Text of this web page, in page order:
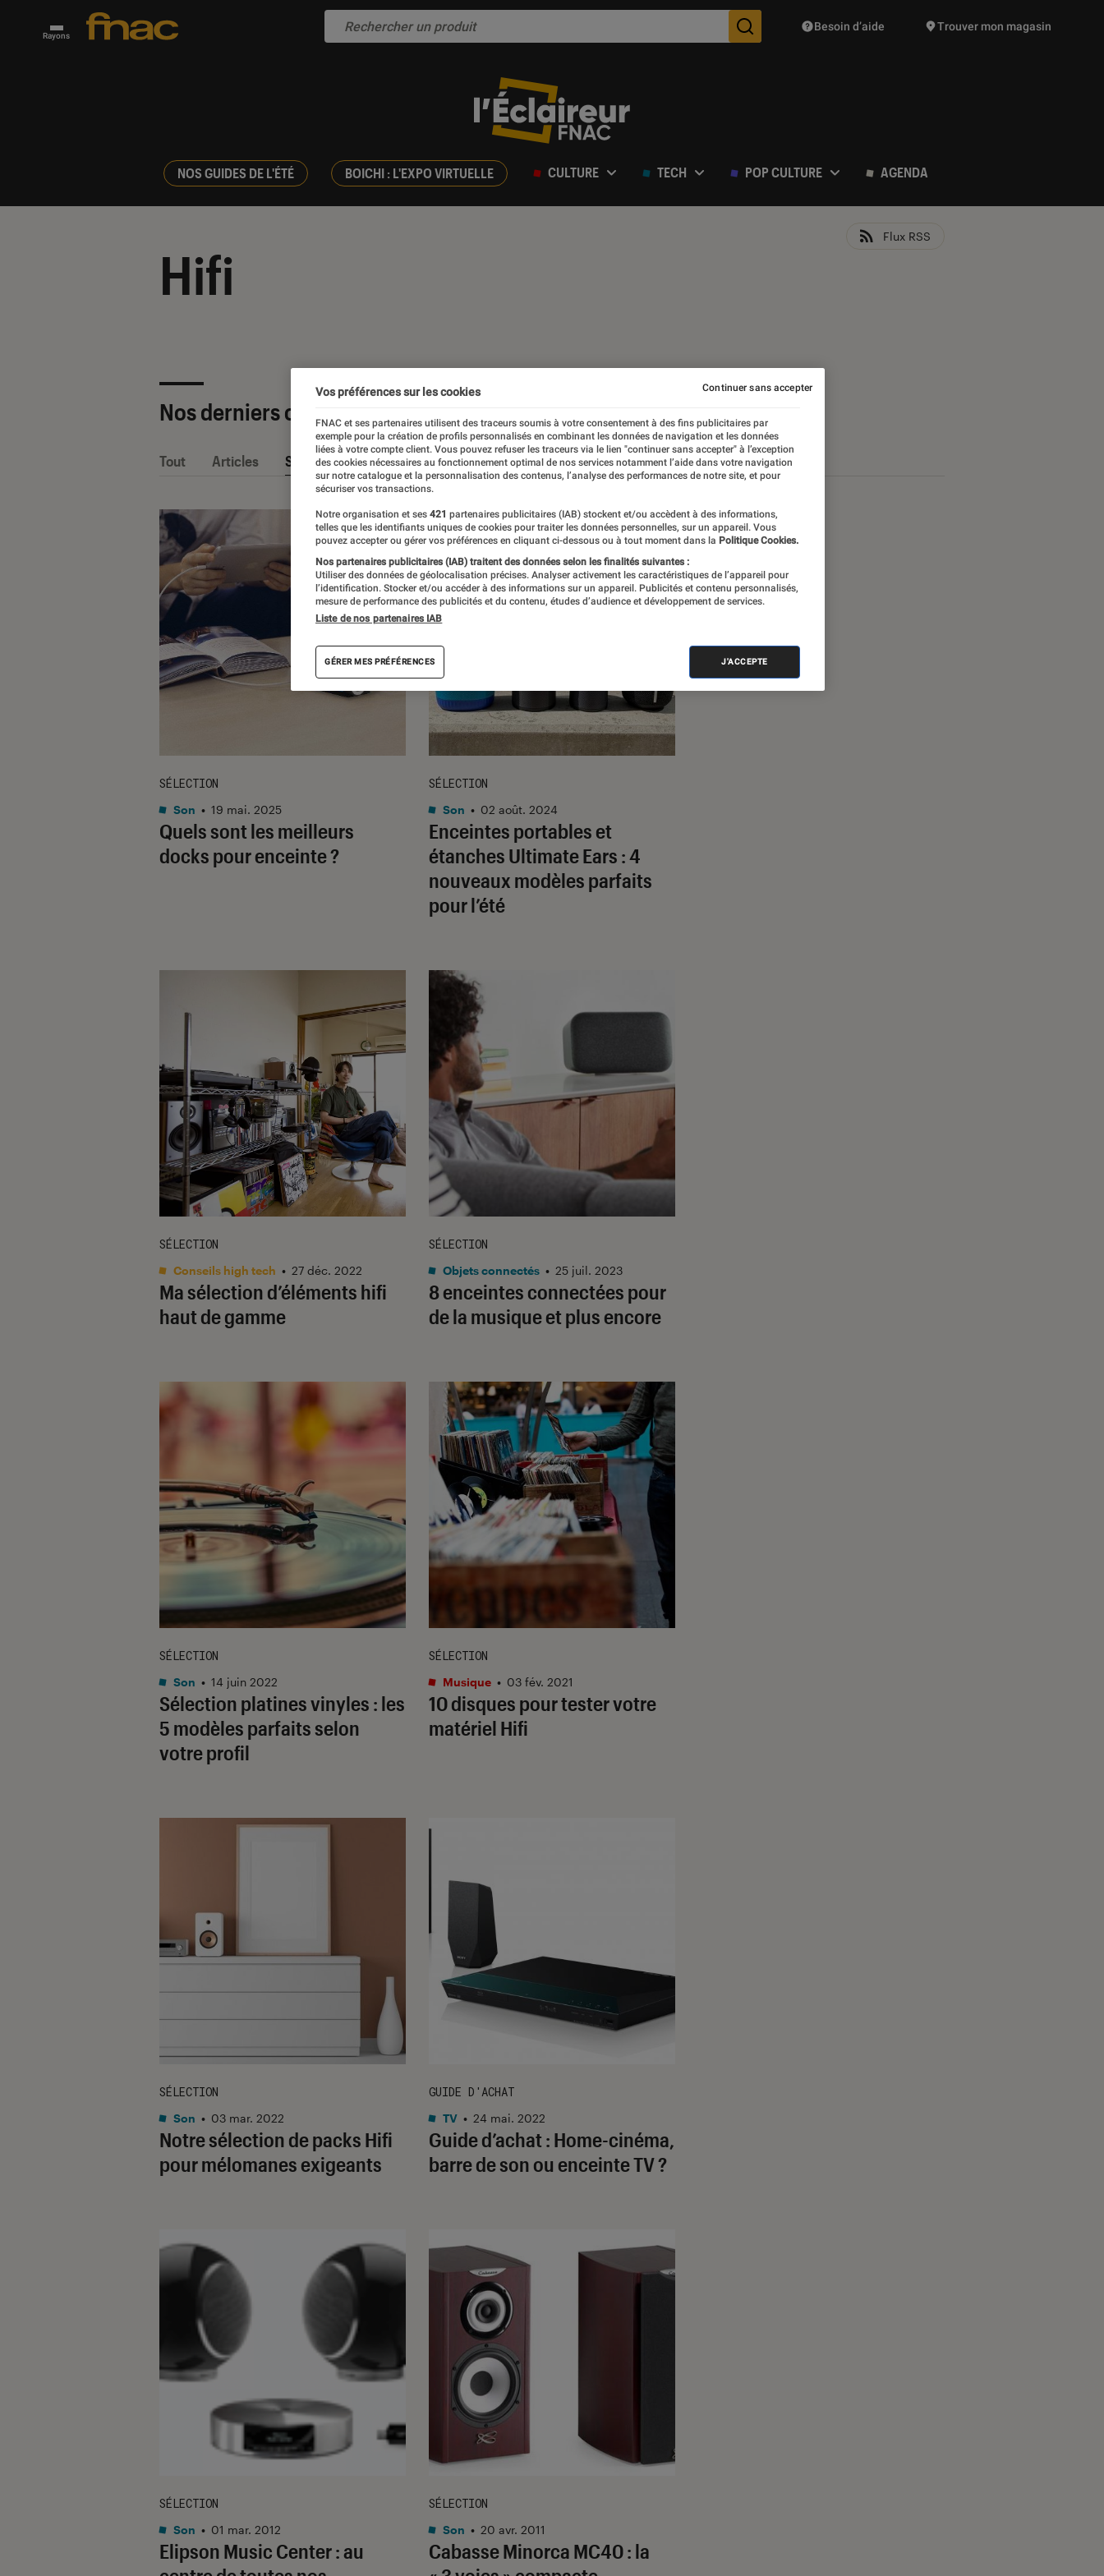
Rayons Des suggestions de produits vont vous être proposées
Besoin d’aide Trouver mon magasin
NOS GUIDES DE L'ÉTÉ BOICHI : L'EXPO VIRTUELLE CULTURE TECH POP CULTURE AGENDA
Hifi
Flux RSS
Nos derniers contenus
Tout Articles Sélections et guides Tests
Quels sont les meilleurs
docks pour enceinte ?
SÉLECTION
Son • 19 mai. 2025
Enceintes portables et
étanches Ultimate Ears : 4
nouveaux modèles parfaits
pour l’été
SÉLECTION
Son • 02 août. 2024
Ma sélection d’éléments hifi
haut de gamme
SÉLECTION
Conseils high tech • 27 déc. 2022
8 enceintes connectées pour
de la musique et plus encore
SÉLECTION
Objets connectés • 25 juil. 2023
Sélection platines vinyles : les
5 modèles parfaits selon
votre profil
SÉLECTION
Son • 14 juin 2022
10 disques pour tester votre
matériel Hifi
SÉLECTION
Musique • 03 fév. 2021
Notre sélection de packs Hifi
pour mélomanes exigeants
SÉLECTION
Son • 03 mar. 2022
Guide d’achat : Home-cinéma,
barre de son ou enceinte TV ?
GUIDE D'ACHAT
TV • 24 mai. 2022
Elipson Music Center : au
SÉLECTION
Son • 01 mar. 2012
Cabasse Minorca MC40 : la
SÉLECTION
Son • 20 avr. 2011
Vos préférences sur les cookies
FNAC et ses partenaires utilisent des traceurs soumis à votre consentement à des fins publicitaires par
exemple pour la création de profils personnalisés en combinant les données de navigation et les données
liées à votre compte client. Vous pouvez refuser les traceurs via le lien "continuer sans accepter" à l’exception
des cookies nécessaires au fonctionnement optimal de nos services notamment l’aide dans votre navigation
sur notre catalogue et la personnalisation des contenus, l’analyse des performances de notre site, et pour
sécuriser vos transactions.
Notre organisation et ses 421 partenaires publicitaires (IAB) stockent et/ou accèdent à des informations,
telles que les identifiants uniques de cookies pour traiter les données personnelles, sur un appareil. Vous
pouvez accepter ou gérer vos préférences en cliquant ci-dessous ou à tout moment dans la Politique Cookies.
Nos partenaires publicitaires (IAB) traitent des données selon les finalités suivantes :
Utiliser des données de géolocalisation précises. Analyser activement les caractéristiques de l’appareil pour
l’identification. Stocker et/ou accéder à des informations sur un appareil. Publicités et contenu personnalisés,
mesure de performance des publicités et du contenu, études d’audience et développement de services.
Liste de nos partenaires IAB
GÉRER MES PRÉFÉRENCES J'ACCEPTE
Continuer sans accepter